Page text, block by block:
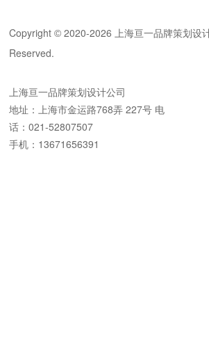
Copyright© 2020-2026 上海亘一品牌策划
Reserved.
上海亘一品牌策划设计公司
地址：上海市金运路768弄 227号 电
话：021-52807507
手机：13671656391